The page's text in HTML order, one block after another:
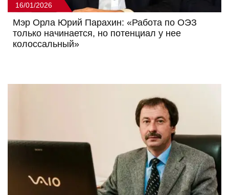
16/01/2026
Мэр Орла Юрий Парахин: «Работа по ОЭЗ
только начинается, но потенциал у нее
колоссальный»